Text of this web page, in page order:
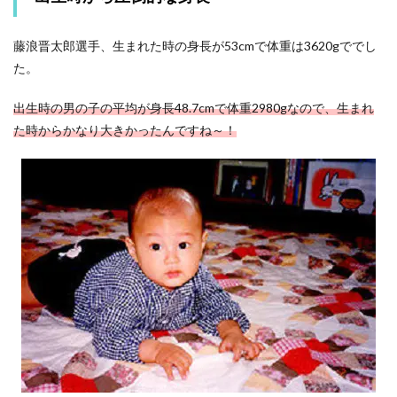
藤浪晋太郎選手、生まれた時の身長が53cmで体重は3620gででし
た。
出生時の男の子の平均が身長48.7cmで体重2980gなので、生まれ
た時からかなり大きかったんですね～！